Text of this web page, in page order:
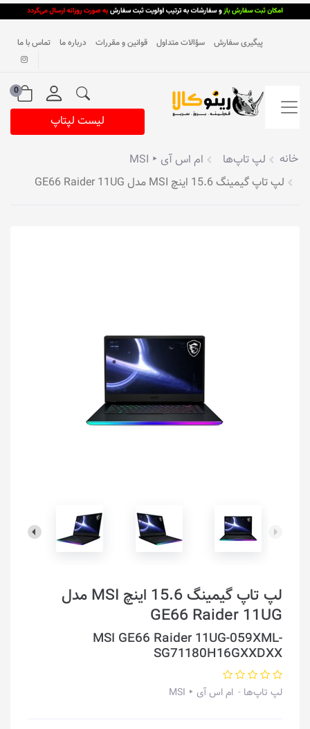
پیگیری سفارش سؤالات متداول قوانین و مقررات درباره ما تماس با ما
0
لیست لپتاپ
خانه لپ تاپ‌ها
ام اس آی ‣ MSI
لپ تاپ گیمینگ 15.6 اینچ MSI مدل GE66 Raider 11UG
لپ تاپ گیمینگ 15.6 اینچ MSI مدل
GE66 Raider 11UG
MSI GE66 Raider 11UG-059XML-
SG71180H16GXXDXX
لپ تاپ‌ها ام اس آی ‣ MSI